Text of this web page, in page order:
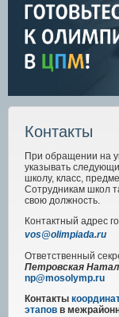
Контакты
При обращении на
указывать
школу, класс,
Сотрудникам школ
свою должность.
Контактный адрес
vos@olimpiada.ru
Ответственный
Петровская
np@mosolymp.ru
Контакты
этапов в